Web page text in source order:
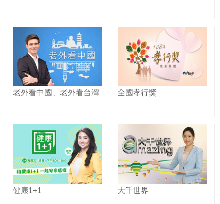
老外看中國、老外看台灣 全國孝行獎
健康1+1 大千世界